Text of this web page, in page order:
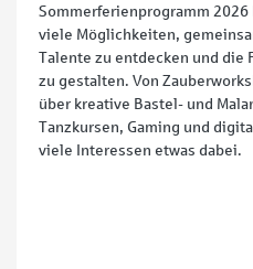
Sommerferienprogramm
viele Möglichkeiten,
Talente zu entdecken und die
zu gestalten. Von
über kreative Bastel- und
Tanzkursen, Gaming und
viele Interessen etwas dabei.